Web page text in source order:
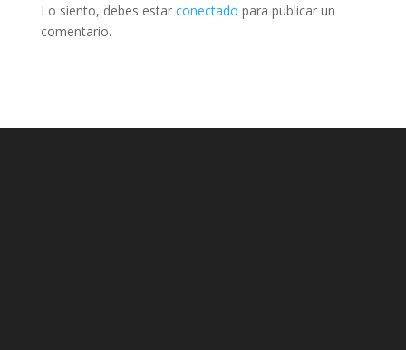
Lo siento, debes estar conectado para publicar un
comentario.